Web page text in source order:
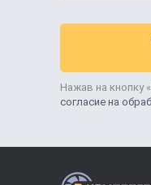
Нажав на кнопку
согласие на